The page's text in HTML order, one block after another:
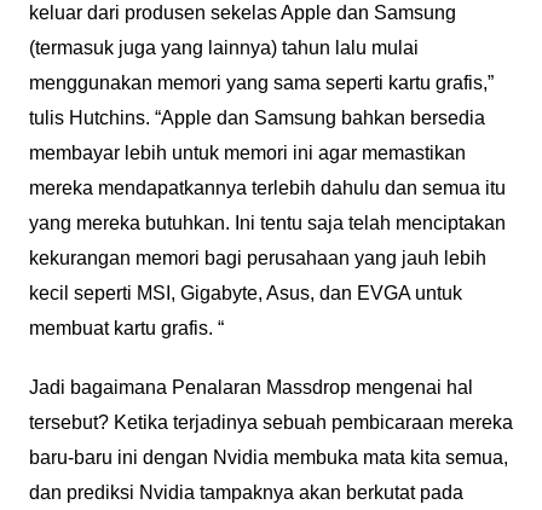
keluar dari produsen sekelas Apple dan Samsung
(termasuk juga yang lainnya) tahun lalu mulai
menggunakan memori yang sama seperti kartu grafis,”
tulis Hutchins. “Apple dan Samsung bahkan bersedia
membayar lebih untuk memori ini agar memastikan
mereka mendapatkannya terlebih dahulu dan semua itu
yang mereka butuhkan. Ini tentu saja telah menciptakan
kekurangan memori bagi perusahaan yang jauh lebih
kecil seperti MSI, Gigabyte, Asus, dan EVGA untuk
membuat kartu grafis. “
Jadi bagaimana Penalaran Massdrop mengenai hal
tersebut? Ketika terjadinya sebuah pembicaraan mereka
baru-baru ini dengan Nvidia membuka mata kita semua,
dan prediksi Nvidia tampaknya akan berkutat pada